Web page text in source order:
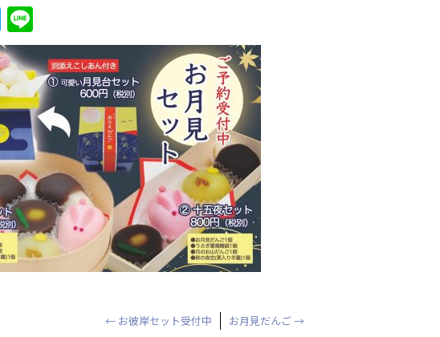
T
w
itt
er
n
e
← お彼岸セット受付中 お月見だんご→